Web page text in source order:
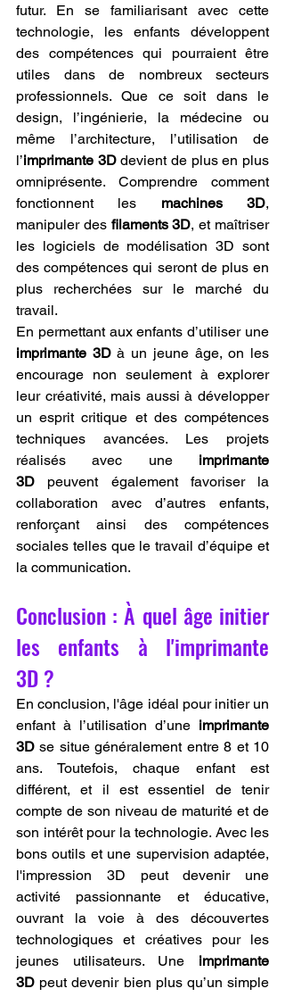
futur. En se familiarisant avec cette
technologie, les enfants développent
des compétences qui pourraient être
utiles dans de nombreux secteurs
professionnels. Que ce soit dans le
design, l’ingénierie, la médecine ou
même l’architecture, l’utilisation de
l’imprimante 3D devient de plus en plus
omniprésente. Comprendre comment
fonctionnent les machines 3D,
manipuler des filaments 3D, et maîtriser
les logiciels de modélisation 3D sont
des compétences qui seront de plus en
plus recherchées sur le marché du
travail.
imprimante 3D à un jeune âge, on les
encourage non seulement à explorer
leur créativité, mais aussi à développer
un esprit critique et des compétences
techniques avancées. Les projets
réalisés avec une imprimante
3D peuvent également favoriser la
collaboration avec d’autres enfants,
renforçant ainsi des compétences
sociales telles que le travail d’équipe et
la communication.
Conclusion : À quel âge initier
les enfants à l'imprimante
3D ?
En conclusion, l'âge idéal pour initier un
enfant à l’utilisation d’une imprimante
3D se situe généralement entre 8 et 10
ans. Toutefois, chaque enfant est
différent, et il est essentiel de tenir
compte de son niveau de maturité et de
son intérêt pour la technologie. Avec les
bons outils et une supervision adaptée,
l'impression 3D peut devenir une
activité passionnante et éducative,
ouvrant la voie à des découvertes
technologiques et créatives pour les
jeunes utilisateurs. Une imprimante
3D peut devenir bien plus qu’un simple